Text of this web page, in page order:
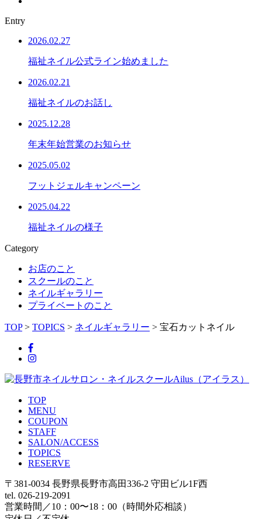
Entry
2026.02.27
福祉ネイル公式ライン始めました
2026.02.21
福祉ネイルのお話し
2025.12.28
年末年始営業のお知らせ
2025.05.02
フットジェルキャンペーン
2025.04.22
福祉ネイルの様子
Category
お店のこと
スクールのこと
ネイルギャラリー
プライベートのこと
TOP> TOPICS > ネイルギャラリー > 宝石カットネイル
TOP
MENU
COUPON
STAFF
SALON/ACCESS
TOPICS
RESERVE
〒381-0034 長野県長野市高田336-2 守田ビル1F西
tel. 026-219-2091
営業時間／10：00〜18：00（時間外応相談）